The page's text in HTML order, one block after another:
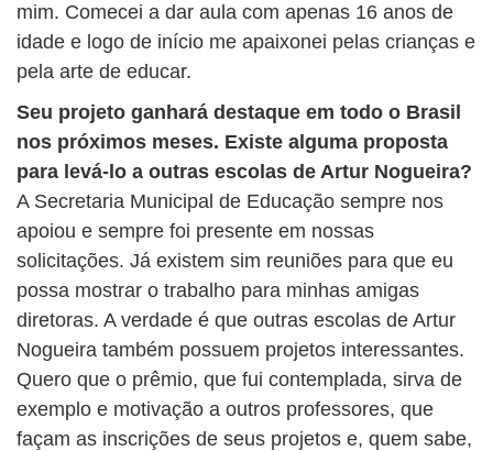
mim. Comecei a dar aula com apenas 16 anos de
idade e logo de início me apaixonei pelas crianças e
pela arte de educar.
Seu projeto ganhará destaque em todo o Brasil
nos próximos meses. Existe alguma proposta
para levá-lo a outras escolas de Artur Nogueira?
A Secretaria Municipal de Educação sempre nos
apoiou e sempre foi presente em nossas
solicitações. Já existem sim reuniões para que eu
possa mostrar o trabalho para minhas amigas
diretoras. A verdade é que outras escolas de Artur
Nogueira também possuem projetos interessantes.
Quero que o prêmio, que fui contemplada, sirva de
exemplo e motivação a outros professores, que
façam as inscrições de seus projetos e, quem sabe,